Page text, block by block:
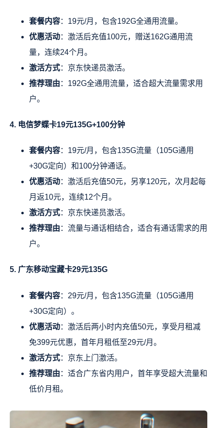
套餐内容：19元/月，包含192G全通用流量。
优惠活动：激活后充值100元，赠送162G通用流
量，连续24个月。
激活方式：京东快递员激活。
推荐理由 ：192G全通用流量，适合超大流量需求用
户。
4. 电信梦蝶卡19元135G+100分钟
套餐内容：19元/月，包含135G流量（105G通用
+30G定向）和100分钟通话。
优惠活动：激活后充值50元，另享120元，次月起每
月返10元，连续12个月。
激活方式：京东快递员激活。
推荐理由 ：流量与通话相结合，适合有通话需求的用
户。
5. 广东移动宝藏卡29元135G
套餐内容：29元/月，包含135G流量（105G通用
+30G定向）。
优惠活动：激活后两小时内充值50元，享受月租减
免399元优惠，首年月租低至29元/月。
激活方式：京东上门激活。
推荐理由 ：适合广东省内用户，首年享受超大流量和
低价月租。